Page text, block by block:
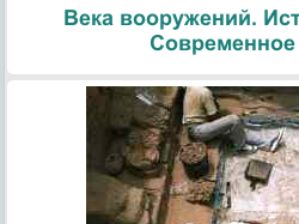
Века вооружений.